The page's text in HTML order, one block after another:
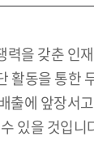
을 갖춘
동을 통한
출에 앞장
있을 것입니